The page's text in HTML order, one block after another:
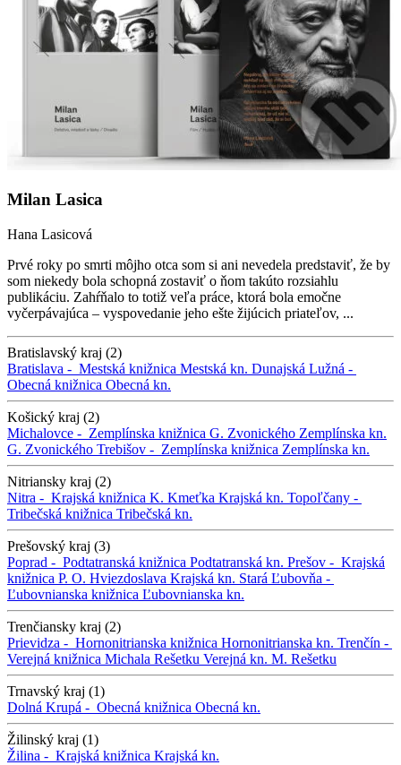
Milan Lasica
Hana Lasicová
Prvé roky po smrti môjho otca som si ani nevedela predstaviť, že by
som niekedy bola schopná zostaviť o ňom takúto rozsiahlu
publikáciu. Zahŕňalo to totiž veľa práce, ktorá bola emočne
vyčerpávajúca – vyspovedanie jeho ešte žijúcich priateľov, ...
Bratislavský kraj (2)
Bratislava - Mestská knižnica Mestská kn. Dunajská Lužná -
Obecná knižnica Obecná kn.
Košický kraj (2)
Michalovce - Zemplínska knižnica G. Zvonického Zemplínska kn.
G. Zvonického Trebišov - Zemplínska knižnica Zemplínska kn.
Nitriansky kraj (2)
Nitra - Krajská knižnica K. Kmeťka Krajská kn. Topoľčany -
Tribečská knižnica Tribečská kn.
Prešovský kraj (3)
Poprad - Podtatranská knižnica Podtatranská kn. Prešov - Krajská
knižnica P. O. Hviezdoslava Krajská kn. Stará Ľubovňa -
Ľubovnianska knižnica Ľubovnianska kn.
Trenčiansky kraj (2)
Prievidza - Hornonitrianska knižnica Hornonitrianska kn. Trenčín -
Verejná knižnica Michala Rešetku Verejná kn. M. Rešetku
Trnavský kraj (1)
Dolná Krupá - Obecná knižnica Obecná kn.
Žilinský kraj (1)
Žilina - Krajská knižnica Krajská kn.